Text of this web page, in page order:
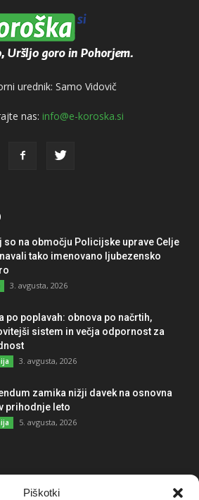
Piškotki
urednik: Samo Vidovič
nas: info@e-koroska.si
so na območju Policijske uprave Celje
tako imenovano ljubezensko
3. avgusta, 2026
po poplavah: obnova po načrtih,
sistem in večja odpornost za
3. avgusta, 2026
zamika nižji davek na osnovna
prihodnje leto
5. avgusta, 2026